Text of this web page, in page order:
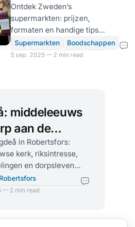
buurtwinkel tot
MAXI-
hypermarkt
Ontdek Zweden’s
supermarkten: prijzen,
formaten en handige tips
voor boodschappen op
reis. Van buurtwinkel tot
Supermarkten Boodschappen
5 sep. 2025 — 2 min read
middeleeuws
aan de
kust
in Robertsfors:
kerk, riksintresse,
en dorpsleven
vlak bij de
Robertsfors
— 2 min read